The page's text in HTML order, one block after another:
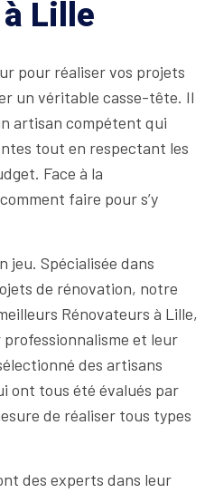
Lille
pour réaliser vos projets
un véritable casse-tête. Il
artisan compétent qui
tout en respectant les
Face à la
faire pour s’y
jeu. Spécialisée dans
de rénovation, notre
Rénovateurs à Lille,
et leur
des artisans
ont tous été évalués par
de réaliser tous types
des experts dans leur